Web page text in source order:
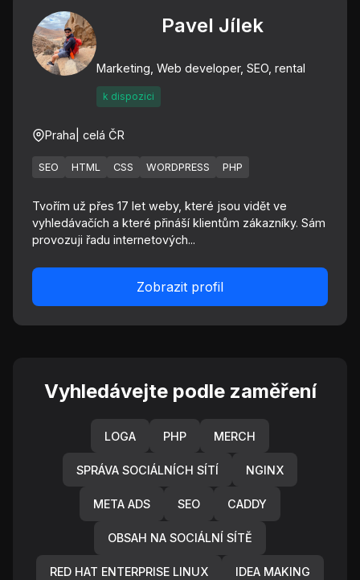
Pavel Jílek
Marketing, Web developer, SEO, rental
k dispozici
Praha | celá ČR
SEO HTML CSS WORDPRESS PHP
Tvořím už přes 17 let weby, které jsou vidět ve
vyhledávačích a které přináší klientům zákazníky. Sám
provozuji řadu internetových...
Zobrazit profil
Vyhledávejte podle zaměření
LOGA PHP MERCH
SPRÁVA SOCIÁLNÍCH SÍTÍ NGINX
META ADS SEO CADDY
OBSAH NA SOCIÁLNÍ SÍTĚ
RED HAT ENTERPRISE LINUX IDEA MAKING